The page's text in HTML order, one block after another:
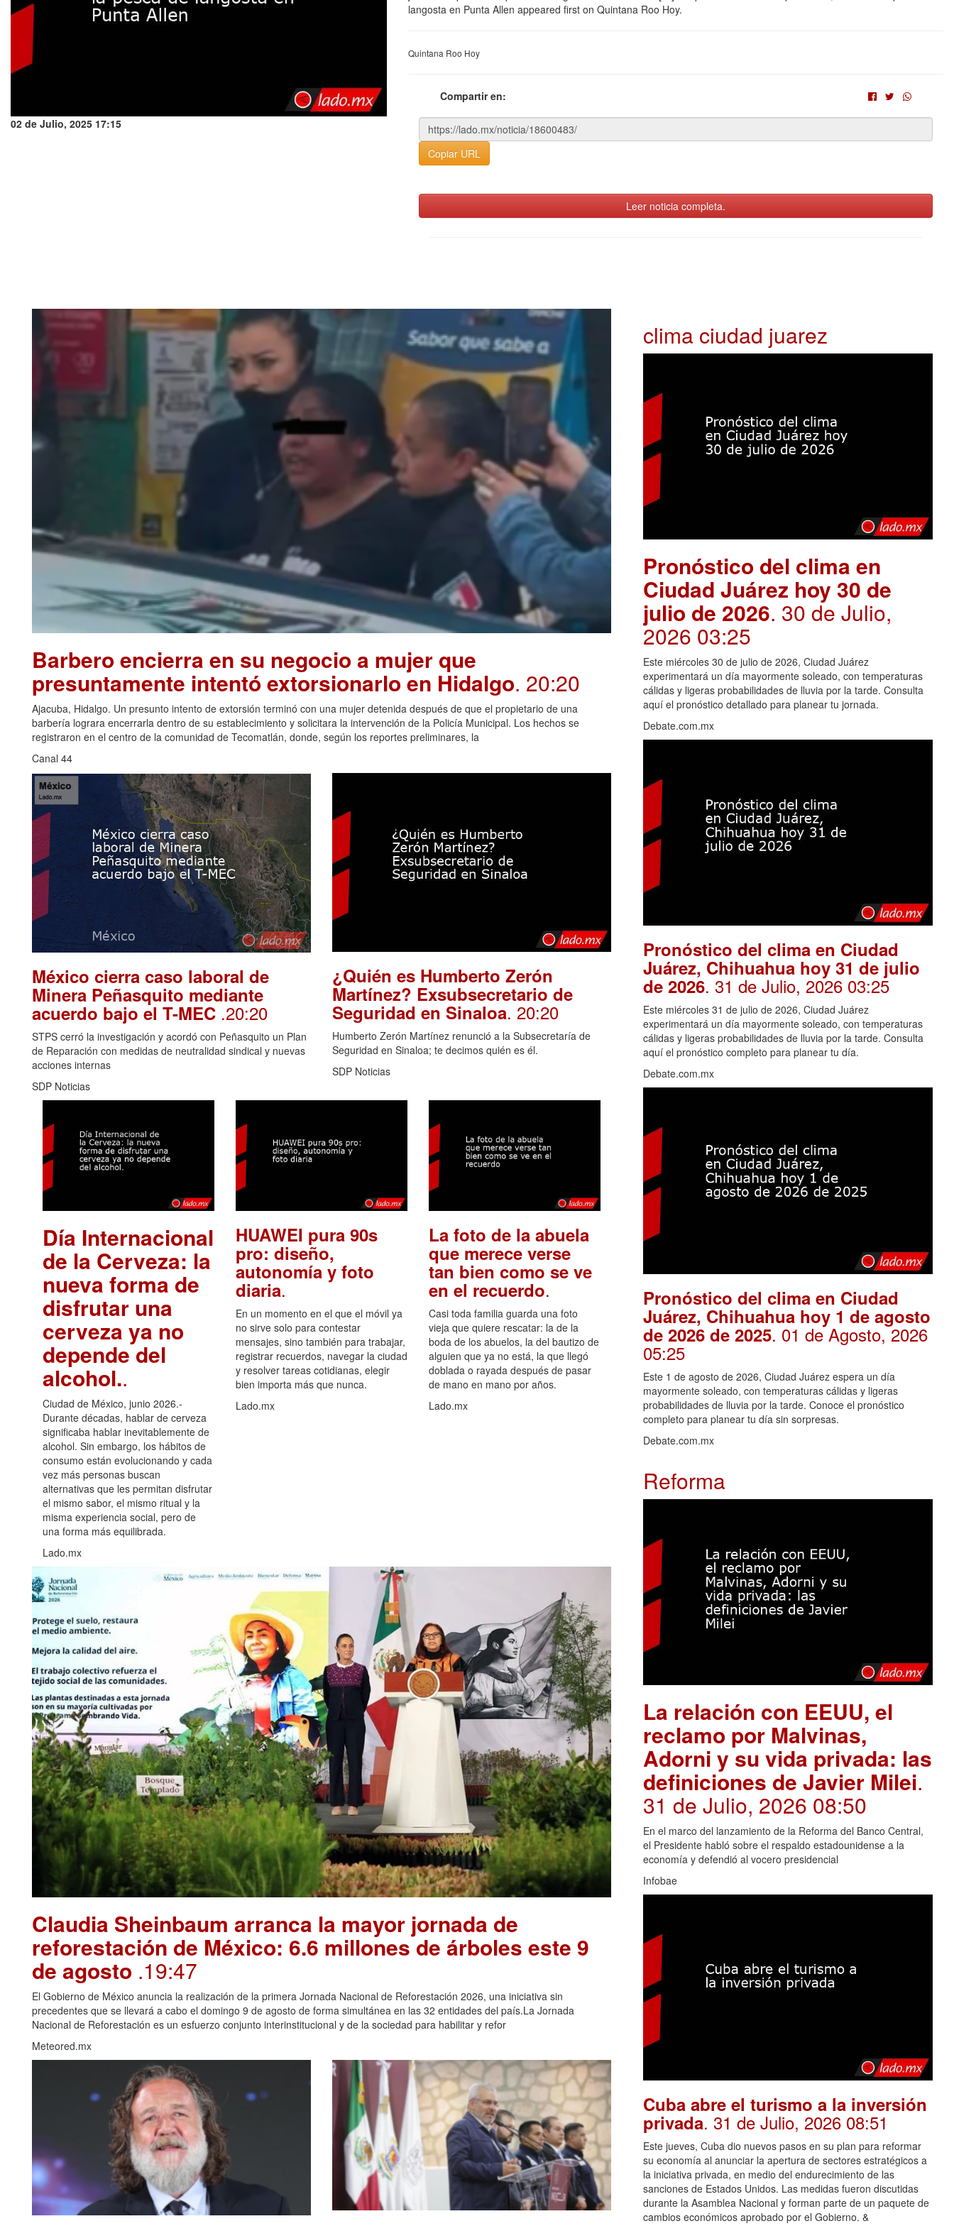
02 de Julio, 2025 17:15
langosta en Punta Allen appeared first on Quintana Roo Hoy.
Quintana Roo Hoy
Compartir en:
Copiar URL
Leer noticia completa.
Barbero encierra en su negocio a mujer que
presuntamente intentó extorsionarlo en Hidalgo. 20:20
Ajacuba, Hidalgo. Un presunto intento de extorsión terminó con una mujer detenida después de que el propietario de una
barbería lograra encerrarla dentro de su establecimiento y solicitara la intervención de la Policía Municipal. Los hechos se
registraron en el centro de la comunidad de Tecomatlán, donde, según los reportes preliminares, la
Canal 44
México cierra caso laboral de
Minera Peñasquito mediante
acuerdo bajo el T-MEC .20:20
STPS cerró la investigación y acordó con Peñasquito un Plan
de Reparación con medidas de neutralidad sindical y nuevas
acciones internas
SDP Noticias
¿Quién es Humberto Zerón
Martínez? Exsubsecretario de
Seguridad en Sinaloa. 20:20
Humberto Zerón Martínez renunció a la Subsecretaría de
Seguridad en Sinaloa; te decimos quién es él.
SDP Noticias
Día Internacional
de la Cerveza: la
nueva forma de
disfrutar una
cerveza ya no
depende del
alcohol..
Ciudad de México, junio 2026.-
Durante décadas, hablar de cerveza
significaba hablar inevitablemente de
alcohol. Sin embargo, los hábitos de
consumo están evolucionando y cada
vez más personas buscan
alternativas que les permitan disfrutar
el mismo sabor, el mismo ritual y la
misma experiencia social, pero de
una forma más equilibrada.
Lado.mx
HUAWEI pura 90s
pro: diseño,
autonomía y foto
diaria.
En un momento en el que el móvil ya
no sirve solo para contestar
mensajes, sino también para trabajar,
registrar recuerdos, navegar la ciudad
y resolver tareas cotidianas, elegir
bien importa más que nunca.
Lado.mx
La foto de la abuela
que merece verse
tan bien como se ve
en el recuerdo.
Casi toda familia guarda una foto
vieja que quiere rescatar: la de la
boda de los abuelos, la del bautizo de
alguien que ya no está, la que llegó
doblada o rayada después de pasar
de mano en mano por años.
Lado.mx
Claudia Sheinbaum arranca la mayor jornada de
reforestación de México: 6.6 millones de árboles este 9
de agosto .19:47
El Gobierno de México anuncia la realización de la primera Jornada Nacional de Reforestación 2026, una iniciativa sin
precedentes que se llevará a cabo el domingo 9 de agosto de forma simultánea en las 32 entidades del país.La Jornada
Nacional de Reforestación es un esfuerzo conjunto interinstitucional y de la sociedad para habilitar y refor
Meteored.mx
clima ciudad juarez
Pronóstico del clima en
Ciudad Juárez hoy 30 de
julio de 2026. 30 de Julio,
2026 03:25
Este miércoles 30 de julio de 2026, Ciudad Juárez
experimentará un día mayormente soleado, con temperaturas
cálidas y ligeras probabilidades de lluvia por la tarde. Consulta
aquí el pronóstico detallado para planear tu jornada.
Debate.com.mx
Pronóstico del clima en Ciudad
Juárez, Chihuahua hoy 31 de julio
de 2026. 31 de Julio, 2026 03:25
Este miércoles 31 de julio de 2026, Ciudad Juárez
experimentará un día mayormente soleado, con temperaturas
cálidas y ligeras probabilidades de lluvia por la tarde. Consulta
aquí el pronóstico completo para planear tu día.
Debate.com.mx
Pronóstico del clima en Ciudad
Juárez, Chihuahua hoy 1 de agosto
de 2026 de 2025. 01 de Agosto, 2026
05:25
Este 1 de agosto de 2026, Ciudad Juárez espera un día
mayormente soleado, con temperaturas cálidas y ligeras
probabilidades de lluvia por la tarde. Conoce el pronóstico
completo para planear tu día sin sorpresas.
Debate.com.mx
Reforma
La relación con EEUU, el
reclamo por Malvinas,
Adorni y su vida privada: las
definiciones de Javier Milei.
31 de Julio, 2026 08:50
En el marco del lanzamiento de la Reforma del Banco Central,
el Presidente habló sobre el respaldo estadounidense a la
economía y defendió al vocero presidencial
Infobae
Cuba abre el turismo a la inversión
privada. 31 de Julio, 2026 08:51
Este jueves, Cuba dio nuevos pasos en su plan para reformar
su economía al anunciar la apertura de sectores estratégicos a
la iniciativa privada, en medio del endurecimiento de las
sanciones de Estados Unidos. Las medidas fueron discutidas
durante la Asamblea Nacional y forman parte de un paquete de
cambios económicos aprobado por el Gobierno. &